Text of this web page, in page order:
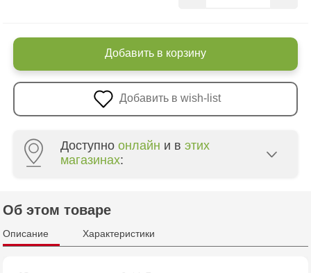
Добавить в корзину
Добавить в wish-list
Доступно онлайн и в этих
магазинах:
Об этом товаре
Описание Характеристики